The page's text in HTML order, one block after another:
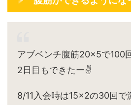
アブベンチ腹筋20×5で100
2日目もできたー✌️
8/11入会時は15×2の30回で